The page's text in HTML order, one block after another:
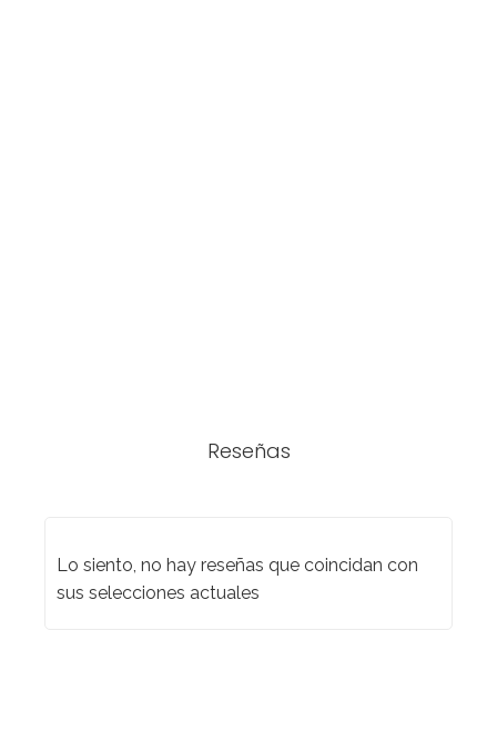
Reseñas
Lo siento, no hay reseñas que coincidan con
sus selecciones actuales